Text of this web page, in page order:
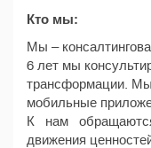
Кто мы:
Мы –
6 лет мы
трансформации.
мобильные
К нам
движения